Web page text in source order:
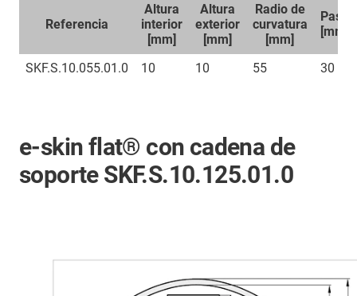
Referencia
Altura
interior
[mm]
Altura
exterior
[mm]
Radio de
curvatura
[mm]
Paso
[mm]
SKF.S.10.055.01.0 10 10 55 30
e-skin flat® con cadena de
soporte SKF.S.10.125.01.0